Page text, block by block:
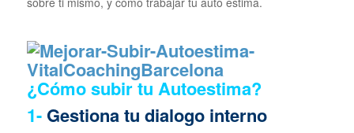
¿Cómo subir tu Autoestima?
1- Gestiona tu dialogo interno